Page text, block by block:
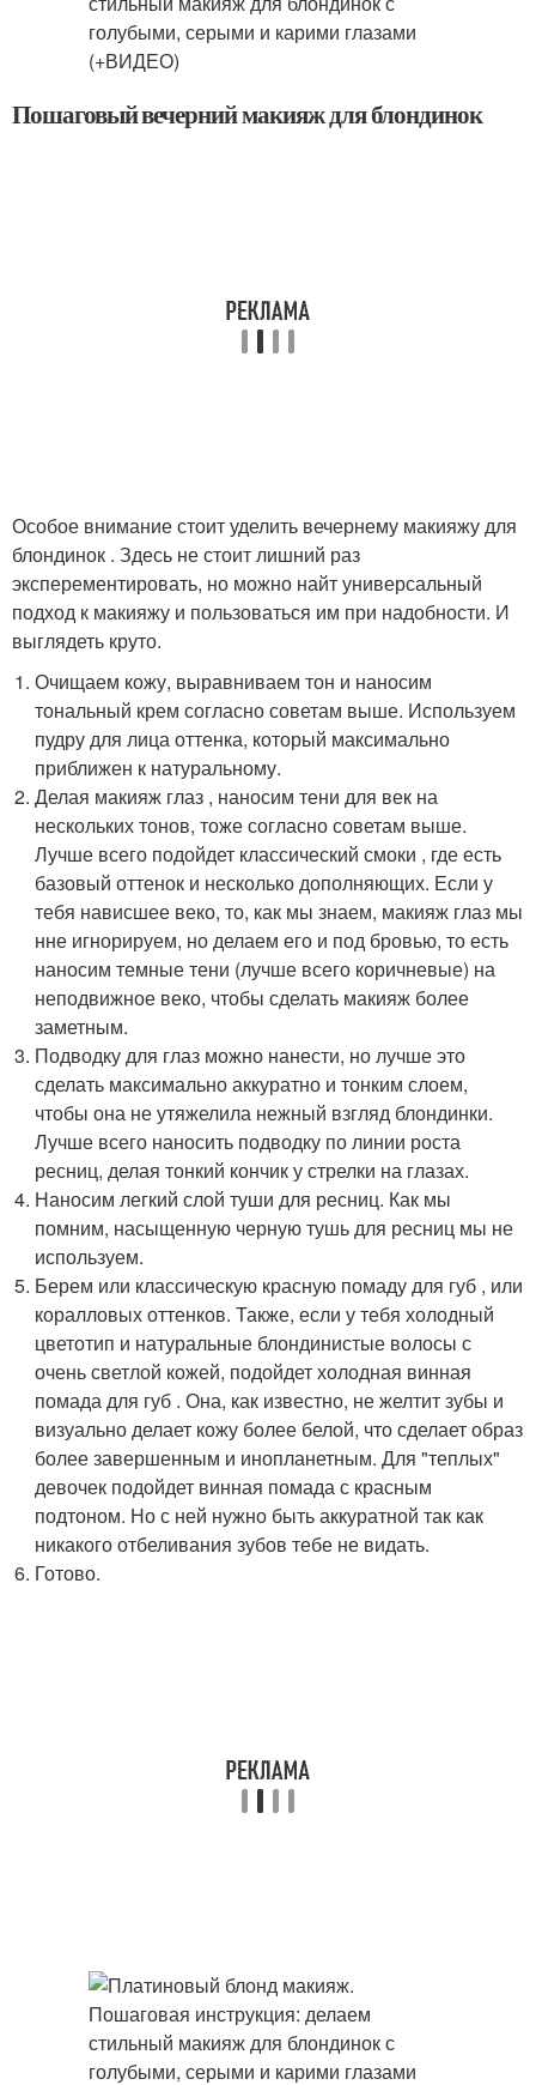
Пошаговый вечерний макияж для блондинок
Особое внимание стоит уделить вечернему макияжу для
блондинок . Здесь не стоит лишний раз
эксперементировать, но можно найт универсальный
подход к макияжу и пользоваться им при надобности. И
выглядеть круто.
Очищаем кожу, выравниваем тон и наносим
тональный крем согласно советам выше. Используем
пудру для лица оттенка, который максимально
приближен к натуральному.
Делая макияж глаз , наносим тени для век на
нескольких тонов, тоже согласно советам выше.
Лучше всего подойдет классический смоки , где есть
базовый оттенок и несколько дополняющих. Если у
тебя нависшее веко, то, как мы знаем, макияж глаз мы
нне игнорируем, но делаем его и под бровью, то есть
наносим темные тени (лучше всего коричневые) на
неподвижное веко, чтобы сделать макияж более
заметным.
Подводку для глаз можно нанести, но лучше это
сделать максимально аккуратно и тонким слоем,
чтобы она не утяжелила нежный взгляд блондинки.
Лучше всего наносить подводку по линии роста
ресниц, делая тонкий кончик у стрелки на глазах.
Наносим легкий слой туши для ресниц. Как мы
помним, насыщенную черную тушь для ресниц мы не
используем.
Берем или классическую красную помаду для губ , или
коралловых оттенков. Также, если у тебя холодный
цветотип и натуральные блондинистые волосы с
очень светлой кожей, подойдет холодная винная
помада для губ . Она, как известно, не желтит зубы и
визуально делает кожу более белой, что сделает образ
более завершенным и инопланетным. Для "теплых"
девочек подойдет винная помада с красным
подтоном. Но с ней нужно быть аккуратной так как
никакого отбеливания зубов тебе не видать.
Готово.